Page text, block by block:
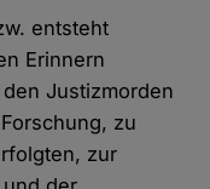
entsteht
Erinnern
Justizmorden
zu
zur